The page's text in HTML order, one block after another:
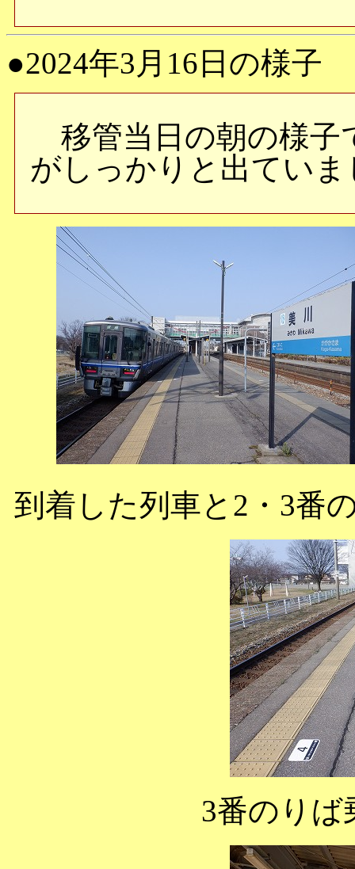
●2024年3月16日の様子
移管当日の朝の様子
がしっかりと出ていま
到着した列車と2・3番
3番のりば